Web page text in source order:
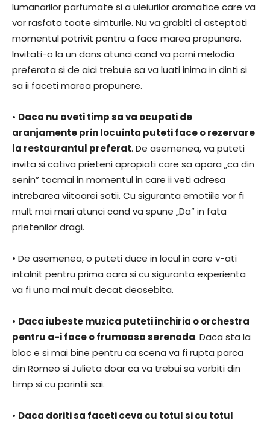
lumanarilor parfumate si a uleiurilor aromatice care va
vor rasfata toate simturile. Nu va grabiti ci asteptati
momentul potrivit pentru a face marea propunere.
Invitati-o la un dans atunci cand va porni melodia
preferata si de aici trebuie sa va luati inima in dinti si
sa ii faceti marea propunere.
• Daca nu aveti timp sa va ocupati de
aranjamente prin locuinta puteti face o rezervare
la restaurantul preferat. De asemenea, va puteti
invita si cativa prieteni apropiati care sa apara „ca din
senin” tocmai in momentul in care ii veti adresa
intrebarea viitoarei sotii. Cu siguranta emotiile vor fi
mult mai mari atunci cand va spune „Da” in fata
prietenilor dragi.
• De asemenea, o puteti duce in locul in care v-ati
intalnit pentru prima oara si cu siguranta experienta
va fi una mai mult decat deosebita.
• Daca iubeste muzica puteti inchiria o orchestra
pentru a-i face o frumoasa serenada. Daca sta la
bloc e si mai bine pentru ca scena va fi rupta parca
din Romeo si Julieta doar ca va trebui sa vorbiti din
timp si cu parintii sai.
• Daca doriti sa faceti ceva cu totul si cu totul